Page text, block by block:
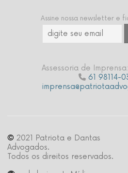
Assine nossa newsletter e
Assessoria de
61 98114-
© 2021 Patriota e Dantas
Advogados.
Todos os direitos reservados.